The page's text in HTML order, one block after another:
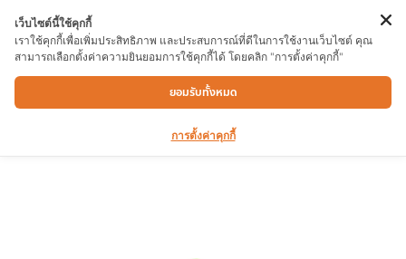
ข้อต่อสายยาง 2 ทาง 510 1/2-5/8-3/4″
เว็บไซต์นี้ใช้คุกกี้
เราใช้คุกกี้เพื่อเพิ่มประสิทธิภาพ และประสบการณ์ที่ดีในการใช้งานเว็บไซต์ คุณ
สามารถเลือกตั้งค่าความยินยอมการใช้คุกกี้ได้ โดยคลิก "การตั้งค่าคุกกี้"
ยอมรับทั้งหมด
การตั้งค่าคุกกี้